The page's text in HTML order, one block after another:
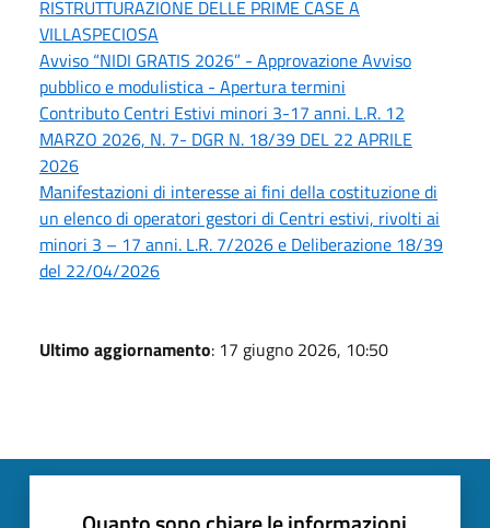
RISTRUTTURAZIONE DELLE PRIME CASE A
VILLASPECIOSA
Avviso “NIDI GRATIS 2026” - Approvazione Avviso
pubblico e modulistica - Apertura termini
Contributo Centri Estivi minori 3-17 anni. L.R. 12
MARZO 2026, N. 7- DGR N. 18/39 DEL 22 APRILE
2026
Manifestazioni di interesse ai fini della costituzione di
un elenco di operatori gestori di Centri estivi, rivolti ai
minori 3 – 17 anni. L.R. 7/2026 e Deliberazione 18/39
del 22/04/2026
Ultimo aggiornamento: 17 giugno 2026, 10:50